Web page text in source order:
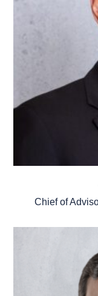
Chief of